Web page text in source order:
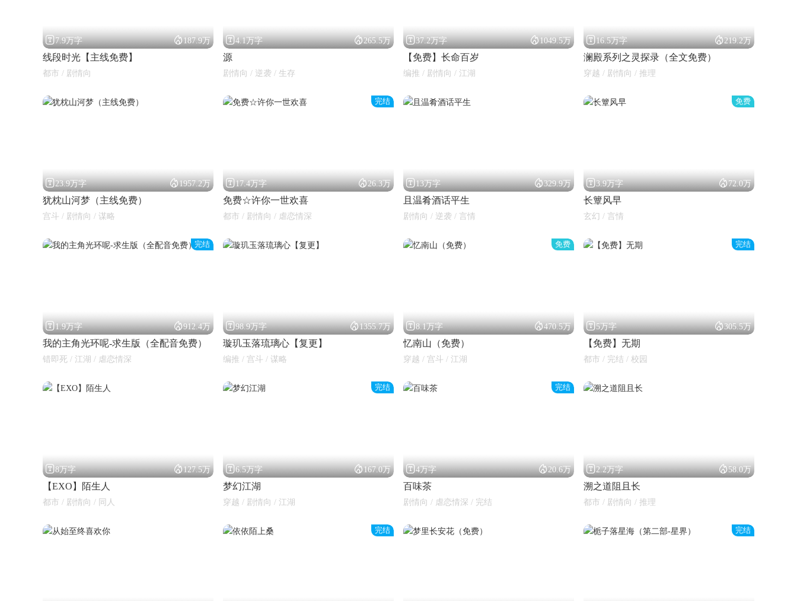
7.9万字 187.9万
线段时光【主线免费】
都市 / 剧情向
4.1万字 265.5万
源
剧情向 / 逆袭 / 生存
37.2万字 1049.5万
【免费】长命百岁
编推 / 剧情向 / 江湖
16.5万字 219.2万
澜殿系列之灵探录（全文免费）
穿越 / 剧情向 / 推理
23.9万字 1957.2万
犹枕山河梦（主线免费）
宫斗 / 剧情向 / 谋略
完结
17.4万字 26.3万
免费☆许你一世欢喜
都市 / 剧情向 / 虐恋情深
13万字 329.9万
且温肴酒话平生
剧情向 / 逆袭 / 言情
免费
3.9万字 72.0万
长簟风早
玄幻 / 言情
完结
1.9万字 912.4万
我的主角光环呢-求生版（全配音免费）
错即死 / 江湖 / 虐恋情深
98.9万字 1355.7万
璇玑玉落琉璃心【复更】
编推 / 宫斗 / 谋略
免费
8.1万字 470.5万
忆南山（免费）
穿越 / 宫斗 / 江湖
完结
5万字 305.5万
【免费】无期
都市 / 完结 / 校园
8万字 127.5万
【EXO】陌生人
都市 / 剧情向 / 同人
完结
6.5万字 167.0万
梦幻江湖
穿越 / 剧情向 / 江湖
完结
4万字 20.6万
百味茶
剧情向 / 虐恋情深 / 完结
2.2万字 58.0万
溯之道阻且长
都市 / 剧情向 / 推理
完结 完结